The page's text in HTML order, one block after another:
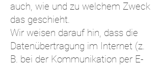
auch, wie und zu welchem Zweck
das geschieht.
Wir weisen darauf hin, dass die
Datenübertragung im Internet (z.
B. bei der Kommunikation per E-